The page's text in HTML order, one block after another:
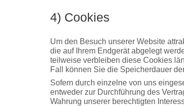
4) Cookies
Um den Besuch unserer Website
die auf Ihrem Endgerät abgelegt
teilweise verbleiben diese Cookies
Fall können Sie die Speicherdauer
Sofern durch einzelne von uns
entweder zur Durchführung des
Wahrung unserer berechtigten